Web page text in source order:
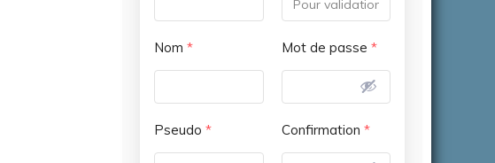
Nom *
Pseudo *
Mot de passe *
Confirmation *